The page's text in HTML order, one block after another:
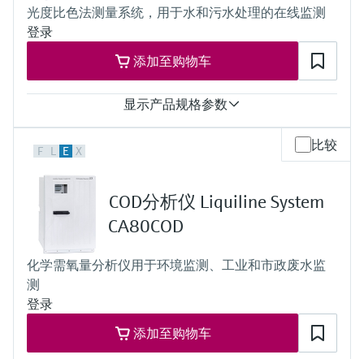
光度比色法测量系统，用于水和污水处理的在线监测
登录
添加至购物车
显示产品规格参数
0.05...20 mg/l NH4-N
1...100 mg/l NH4-N
4...40 °C (41...104 °F)
在大气压下，绝压小于0.2 bar
Measuring method
Comply with standard colorimetric measuring principle -
indophenol blue method following ISO 7150-1, DIN 38406-5 and
GB 7481-87
F L E X 比较
COD分析仪 Liquiline System
CA80COD
化学需氧量分析仪用于环境监测、工业和市政废水监
测
登录
添加至购物车